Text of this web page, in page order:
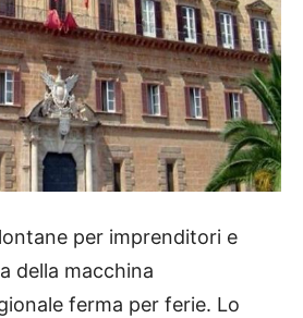
per imprenditori e
della macchina
ferma per ferie. Lo